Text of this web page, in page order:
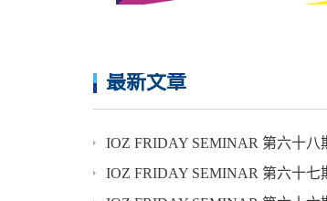
最新文章
IOZ FRIDAY SEMINAR 第六十